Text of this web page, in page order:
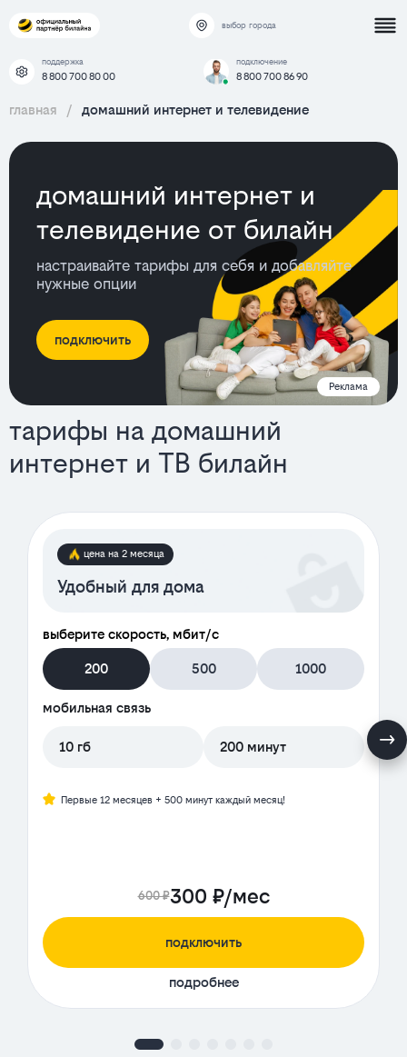
выбор города
поддержка
8 800 700 80 00
подключение
8 800 700 86 90
главная / домашний интернет и телевидение
домашний интернет и
телевидение от билайн
настраивайте тарифы для себя и добавляйте
нужные опции
подключить
Реклама
тарифы на домашний
интернет и ТВ билайн
тарифы
цена на 2 месяца
Удобный для дома
выберите скорость, мбит/с
200 500 1000
мобильная связь
10 гб 200 минут
Первые 12 месяцев + 500 минут каждый месяц!
600 ₽300 ₽/мес
подключить
подробнее